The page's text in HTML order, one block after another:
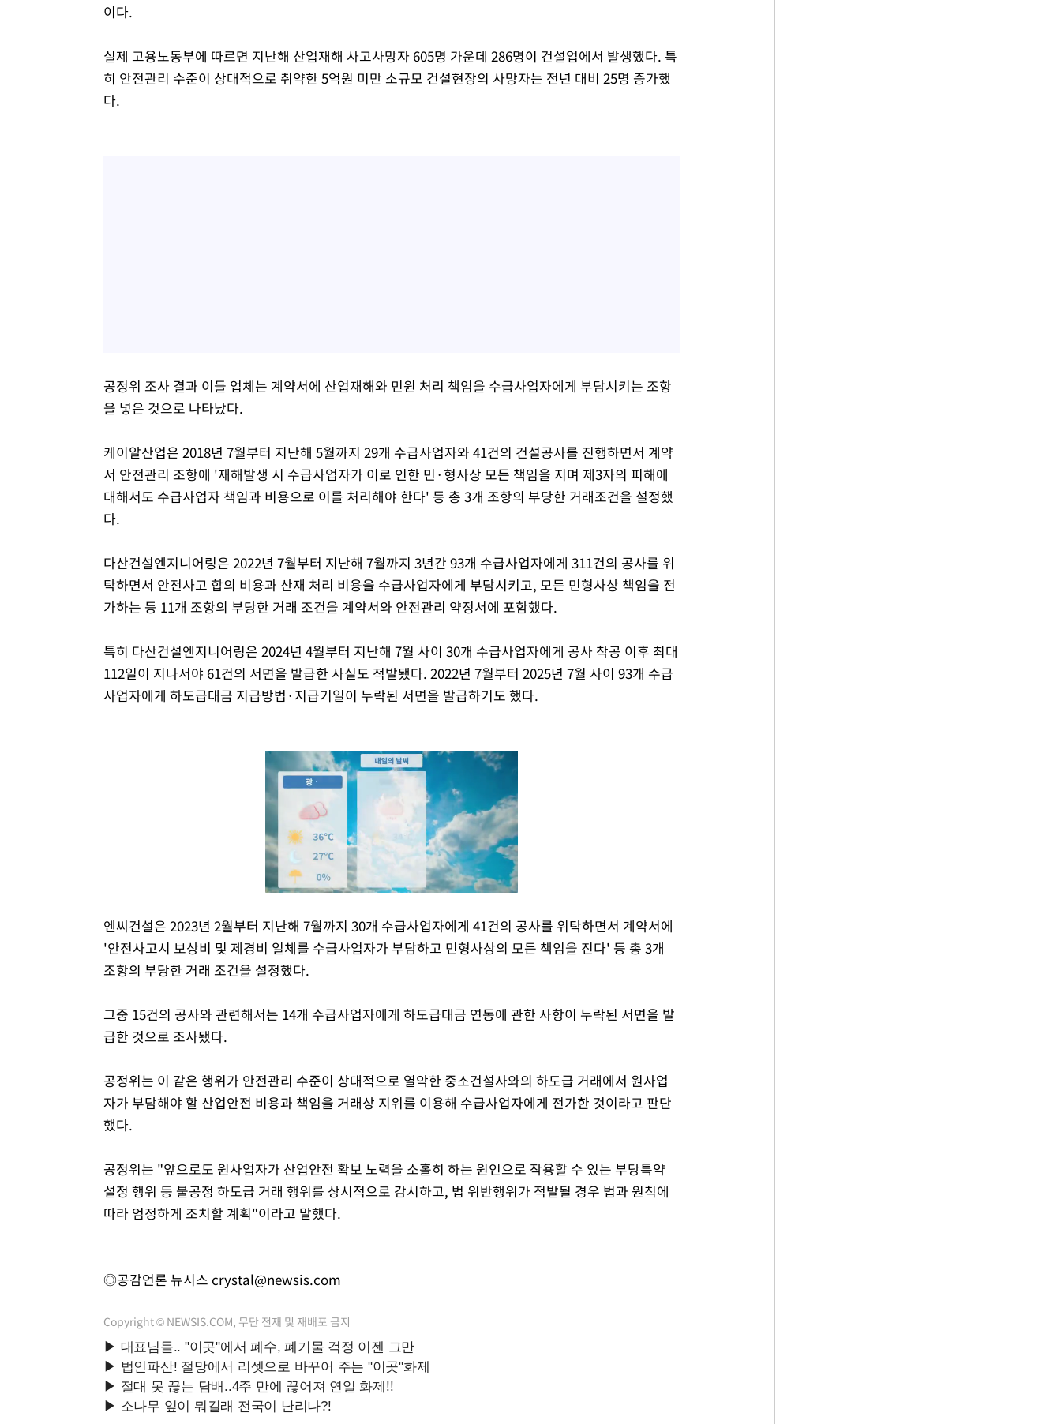
이다.
실제 고용노동부에 따르면 지난해 산업재해 사고사망자 605명 가운데 286명이 건설업에서 발생했다. 특
히 안전관리 수준이 상대적으로 취약한 5억원 미만 소규모 건설현장의 사망자는 전년 대비 25명 증가했
다.
공정위 조사 결과 이들 업체는 계약서에 산업재해와 민원 처리 책임을 수급사업자에게 부담시키는 조항
을 넣은 것으로 나타났다.
케이알산업은 2018년 7월부터 지난해 5월까지 29개 수급사업자와 41건의 건설공사를 진행하면서 계약
서 안전관리 조항에 '재해발생 시 수급사업자가 이로 인한 민·형사상 모든 책임을 지며 제3자의 피해에
대해서도 수급사업자 책임과 비용으로 이를 처리해야 한다' 등 총 3개 조항의 부당한 거래조건을 설정했
다.
다산건설엔지니어링은 2022년 7월부터 지난해 7월까지 3년간 93개 수급사업자에게 311건의 공사를 위
탁하면서 안전사고 합의 비용과 산재 처리 비용을 수급사업자에게 부담시키고, 모든 민형사상 책임을 전
가하는 등 11개 조항의 부당한 거래 조건을 계약서와 안전관리 약정서에 포함했다.
특히 다산건설엔지니어링은 2024년 4월부터 지난해 7월 사이 30개 수급사업자에게 공사 착공 이후 최대
112일이 지나서야 61건의 서면을 발급한 사실도 적발됐다. 2022년 7월부터 2025년 7월 사이 93개 수급
사업자에게 하도급대금 지급방법·지급기일이 누락된 서면을 발급하기도 했다.
Mute
엔씨건설은 2023년 2월부터 지난해 7월까지 30개 수급사업자에게 41건의 공사를 위탁하면서 계약서에
'안전사고시 보상비 및 제경비 일체를 수급사업자가 부담하고 민형사상의 모든 책임을 진다' 등 총 3개
조항의 부당한 거래 조건을 설정했다.
그중 15건의 공사와 관련해서는 14개 수급사업자에게 하도급대금 연동에 관한 사항이 누락된 서면을 발
급한 것으로 조사됐다.
공정위는 이 같은 행위가 안전관리 수준이 상대적으로 열악한 중소건설사와의 하도급 거래에서 원사업
자가 부담해야 할 산업안전 비용과 책임을 거래상 지위를 이용해 수급사업자에게 전가한 것이라고 판단
했다.
공정위는 "앞으로도 원사업자가 산업안전 확보 노력을 소홀히 하는 원인으로 작용할 수 있는 부당특약
설정 행위 등 불공정 하도급 거래 행위를 상시적으로 감시하고, 법 위반행위가 적발될 경우 법과 원칙에
따라 엄정하게 조치할 계획"이라고 말했다.
◎공감언론 뉴시스 crystal@newsis.com
Copyright © NEWSIS.COM, 무단 전재 및 재배포 금지